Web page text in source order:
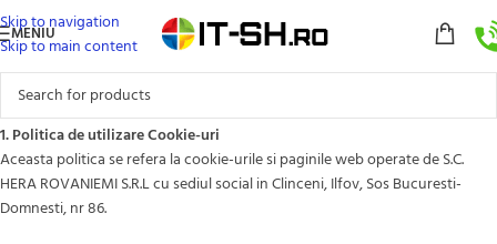
Skip to navigation
Skip to main content
MENIU
1. Politica de utilizare Cookie-uri
Aceasta politica se refera la cookie-urile si paginile web operate de S.C.
HERA ROVANIEMI S.R.L cu sediul social in Clinceni, Ilfov, Sos Bucuresti-
Domnesti, nr 86.